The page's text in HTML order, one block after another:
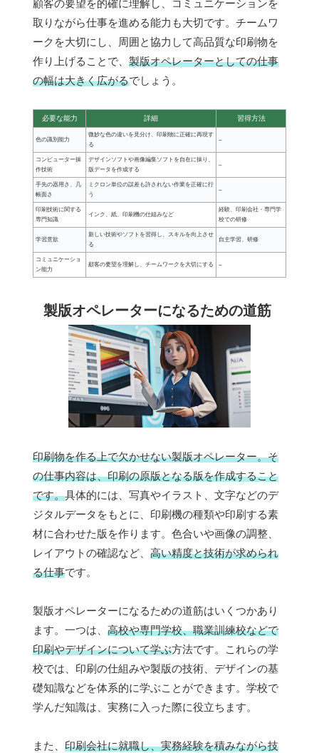
顧客の要望を的確に理解し、コミュニケーションを
取りながら仕事を進める能力も大切です。チームワ
ークを大切にし、周囲と協力して高品質な印刷物を
作り上げることで、 製版オペレーターとしての仕事
の幅は大きく広がるでしょう。
必要な能力 詳細 習得方法
色の識別能力
微妙な色の違いを見分け、印刷物に正確に再現す
る
–
コンピューター操
作技術
デザインソフトや画像編集ソフトを自在に操り、
版データを作成する
–
手先の器用さ、几
帳面さ
ミクロン単位の誤差も許されない作業を正確に行
う
–
印刷技術に関する
専門知識
インク、紙、印刷機の仕組みなど
経験、印刷会社・専門学
校での研修
学習意欲
新しい技術やソフトを習得し、スキルを向上させ
る
自主学習、研修
コミュニケーショ
ン能力
顧客の要望を理解し、チームワークを大切にする –
製版オペレーターになるための道筋
印刷物を作る上で欠かせない製版オペレーター。そ
の仕事内容は、印刷の原版となる版を作成すること
です。具体的には、写真やイラスト、文字などのデ
ジタルデータをもとに、印刷機の種類や印刷する素
材に合わせた版を作ります。色合いや画像の調整、
レイアウトの確認など、 高い精度と技術が求められ
る仕事です。
製版オペレーターになるための道筋はいくつかあり
ます。一つは、 高校や専門学校、職業訓練校などで
印刷やデザインについて学ぶ方法です。これらの学
校では、印刷の仕組みや製版の技術、デザインの基
礎知識などを体系的に学ぶことができます。学校で
学んだ知識は、実務に入った際に役立ちます。
また、 印刷会社に就職し、実務経験を積みながら技